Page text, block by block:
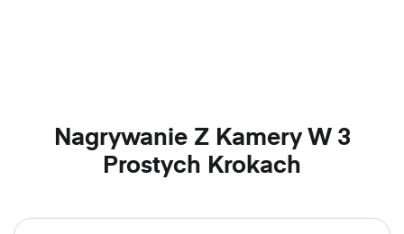
Nagrywanie Z Kamery W 3
Prostych Krokach